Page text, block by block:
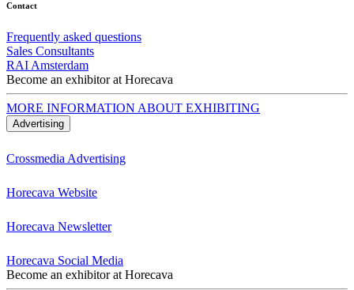
Contact
Frequently asked questions
Sales Consultants
RAI Amsterdam
Become an exhibitor at Horecava
MORE INFORMATION ABOUT EXHIBITING
Advertising
Crossmedia Advertising
Horecava Website
Horecava Newsletter
Horecava Social Media
Become an exhibitor at Horecava